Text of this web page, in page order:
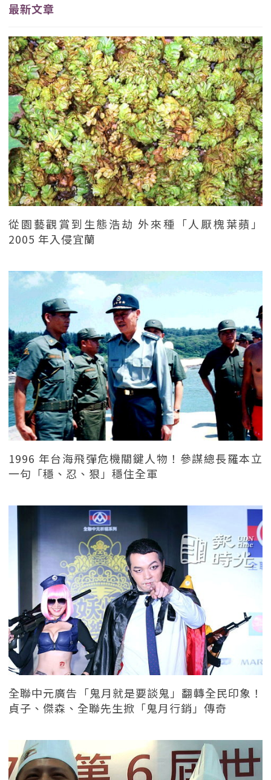
最新文章
從園藝觀賞到生態浩劫 外來種「人厭槐葉蘋」
2005 年入侵宜蘭
1996 年台海飛彈危機關鍵人物！參謀總長羅本立
一句「穩、忍、狠」穩住全軍
全聯中元廣告「鬼月就是要談鬼」翻轉全民印象！
貞子、傑森、全聯先生掀「鬼月行銷」傳奇